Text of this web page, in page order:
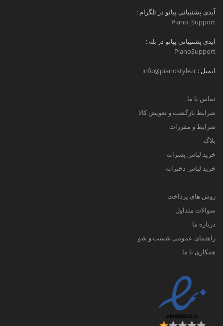
آیدی پشتیبانی پیانو در تلگرام :
Piano_Support
آیدی پشتیبانی پیانو در بله :
PianoSupport
ایمیل : info@pianostyle.ir
تماس با ما
شرایط بازگشت و تعویض کالا
شرایط و مقررات
بلاگ
خرید لباس پسرانه
خرید لباس دخترانه
روش های پرداخت
سوالات متداول
درباره ما
راهنمای عمومی شست و شو
همکاری با ما